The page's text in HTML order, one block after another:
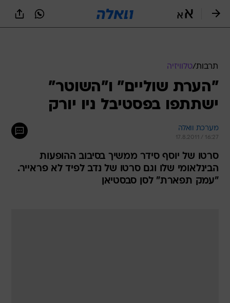
תרבות/טלוויזיה
"הערת שוליים" ו"השוטר"
ישתתפו בפסטיבל ניו יורק
מערכת וואלה
17.8.2011 / 16:27
סרטו של יוסף סידר ממשיך בסיבוב ההופעות
הבינלאומי שלו וגם סרטו של נדב לפיד לא פראייר.
"עמק תפארת" לסן סבסטיאן